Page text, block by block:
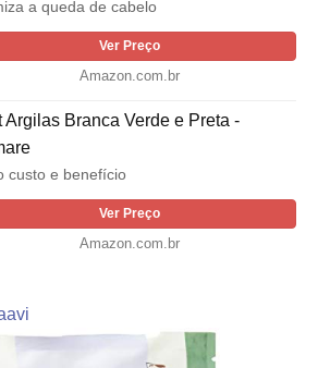
a queda de cabelo
Ver Preço
Amazon.com.br
Argilas Branca Verde e Preta -
custo e benefício
Ver Preço
Amazon.com.br